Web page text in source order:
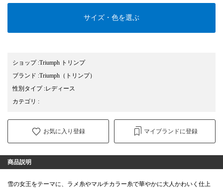
サイズ・色を選ぶ
ショップ:Triumph トリンプ
ブランド :Triumph （トリンプ）
性別タイプ:レディース
カテゴリ :
お気に入り登録 マイブランドに登録
商品説明
雪の女王をテーマに、ラメ糸やマルチカラー糸で華やかに大人かわいく仕上